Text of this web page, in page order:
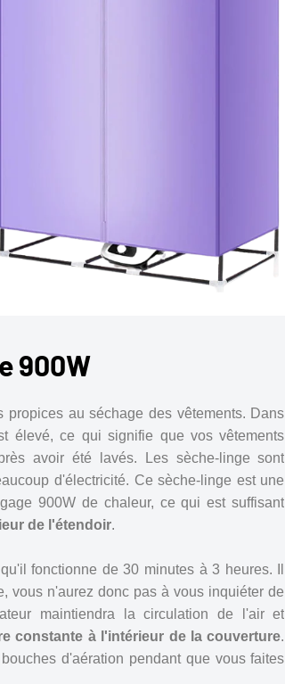
900W
au séchage des vêtements. Dans
élevé, ce qui signifie que vos vêtements
avoir été lavés. Les sèche-linge sont
d'électricité. Ce sèche-linge est une
900W de chaleur, ce qui est suffisant
de l'étendoir.
fonctionne de 30 minutes à 3 heures. Il
vous n'aurez donc pas à vous inquiéter de
maintiendra la circulation de l'air et
constante à l'intérieur de la couverture.
d'aération pendant que vous faites